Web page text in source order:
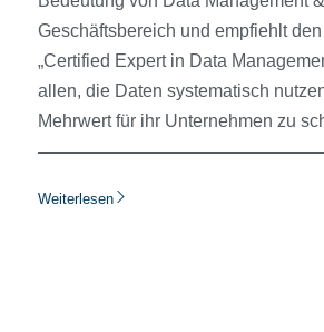
Geschäftsbereich und empfiehlt
„Certified Expert in Data
allen, die Daten systematisch
Mehrwert für ihr Unternehmen zu
Weiterlesen